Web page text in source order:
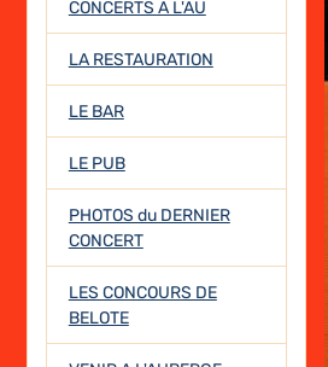
CONCERTS A L'AU
LA RESTAURATION
LE BAR
LE PUB
PHOTOS du DERNIER
CONCERT
LES CONCOURS DE
BELOTE